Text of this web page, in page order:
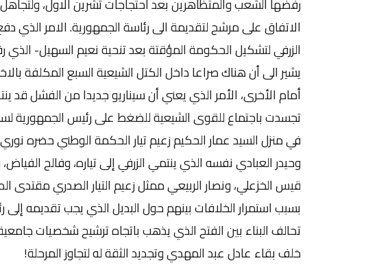
الاتفاق على مرشح لتقديمة الى رئاسة الجمهورية. الامر الذي
الزرفي لتشكيل الحكومة المؤقتة بعد تنحية نعيم السهيل-
يشير الى أن هناك صراعا داخل الكتل الشيعية السبع المكلفة
أمام الأخرى، الأمر الذي يعني أن سيناريو جديدا من الفشل قد
تجسدت باجتماع للقوى الشيعية للضغط على رئيس الجمهورية
في منزل السيد عمار الحكيم زعيم تيار الحكمة الوطني حضره
وحيدر العبادي نفسه الذي ينتمي الزرفي إلى تياره، وفالح
قيس الخزعلي، ونصار الربيعي ممثل زعيم التيار الصدري مقتدى
بسبب استمرار الخلافات بينهم حول البديل الذي يجب تقديمه
تحالف البناء بين الفتح الذي يذهب باتجاه ترشيح شخصيات
خلف بقاء عادل عبد المهدي وتجديد الثقة له لتجاوز المرحلة!